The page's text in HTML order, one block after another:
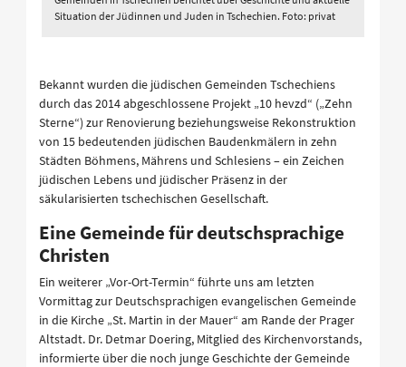
Situation der Jüdinnen und Juden in Tschechien. Foto: privat
Bekannt wurden die jüdischen Gemeinden Tschechiens
durch das 2014 abgeschlossene Projekt „10 hevzd“ („Zehn
Sterne“) zur Renovierung beziehungsweise Rekonstruktion
von 15 bedeutenden jüdischen Baudenkmälern in zehn
Städten Böhmens, Mährens und Schlesiens – ein Zeichen
jüdischen Lebens und jüdischer Präsenz in der
säkularisierten tschechischen Gesellschaft.
Eine Gemeinde für deutschsprachige
Christen
Ein weiterer „Vor-Ort-Termin“ führte uns am letzten
Vormittag zur Deutschsprachigen evangelischen Gemeinde
in die Kirche „St. Martin in der Mauer“ am Rande der Prager
Altstadt. Dr. Detmar Doering, Mitglied des Kirchenvorstands,
informierte über die noch junge Geschichte der Gemeinde